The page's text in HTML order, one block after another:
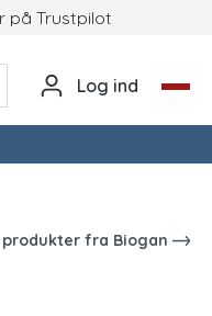
på TrustpiIot
Log ind
produkter fra Biogan